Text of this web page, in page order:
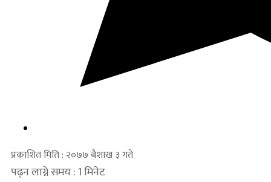
प्रकाशित मिति : २०७७ बैशाख ३ गते
पढ्न लाग्ने समय : 1 मिनेट